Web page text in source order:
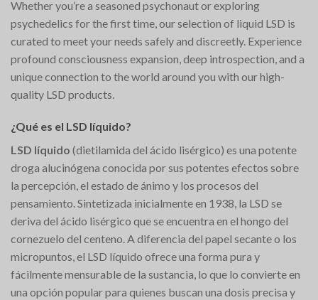
Whether you’re a seasoned psychonaut or exploring
psychedelics for the first time, our selection of liquid LSD is
curated to meet your needs safely and discreetly. Experience
profound consciousness expansion, deep introspection, and a
unique connection to the world around you with our high-
quality LSD products.
¿Qué es el LSD líquido?
LSD líquido (dietilamida del ácido lisérgico) es una potente
droga alucinógena conocida por sus potentes efectos sobre
la percepción, el estado de ánimo y los procesos del
pensamiento. Sintetizada inicialmente en 1938, la LSD se
deriva del ácido lisérgico que se encuentra en el hongo del
cornezuelo del centeno. A diferencia del papel secante o los
micropuntos, el LSD líquido ofrece una forma pura y
fácilmente mensurable de la sustancia, lo que lo convierte en
una opción popular para quienes buscan una dosis precisa y